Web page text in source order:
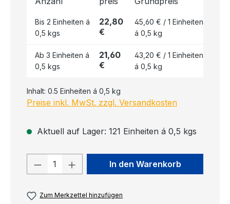
Bis 2 Einheiten á
0,5 kgs
22,80
€
45,60 € / 1 Einheiten
á 0,5 kg
Ab 3 Einheiten á
0,5 kgs
21,60
€
43,20 € / 1 Einheiten
á 0,5 kg
Inhalt: 0.5 Einheiten á 0,5 kg
Preise inkl. MwSt. zzgl. Versandkosten
Aktuell auf Lager: 121 Einheiten á 0,5 kgs
Produkt Anzahl: Gib den
In den Warenkorb
Zum Merkzettel hinzufügen